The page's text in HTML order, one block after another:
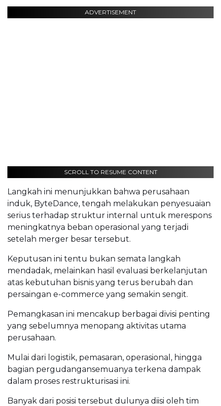
ADVERTISEMENT
SCROLL TO RESUME CONTENT
Langkah ini menunjukkan bahwa perusahaan
induk, ByteDance, tengah melakukan penyesuaian
serius terhadap struktur internal untuk merespons
meningkatnya beban operasional yang terjadi
setelah merger besar tersebut.
Keputusan ini tentu bukan semata langkah
mendadak, melainkan hasil evaluasi berkelanjutan
atas kebutuhan bisnis yang terus berubah dan
persaingan e-commerce yang semakin sengit.
Pemangkasan ini mencakup berbagai divisi penting
yang sebelumnya menopang aktivitas utama
perusahaan.
Mulai dari logistik, pemasaran, operasional, hingga
bagian pergudangansemuanya terkena dampak
dalam proses restrukturisasi ini.
Banyak dari posisi tersebut dulunya diisi oleh tim